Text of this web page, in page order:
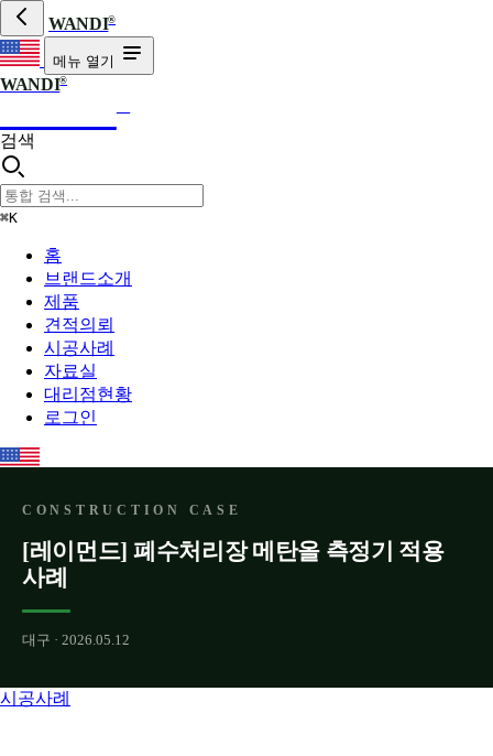
WANDI®
메뉴 열기
WANDI®
WANDI
검색
⌘K
홈
브랜드소개
제품
견적의뢰
시공사례
자료실
대리점현황
로그인
CONSTRUCTION CASE
[레이먼드] 폐수처리장 메탄올 측정기 적용
사례
대구 · 2026.05.12
시공사례